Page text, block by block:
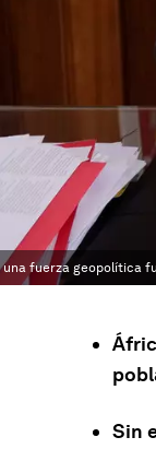
fuerza geopolítica
Sin